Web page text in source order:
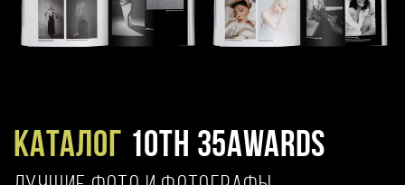
Каталог 10TH 35AWARDS